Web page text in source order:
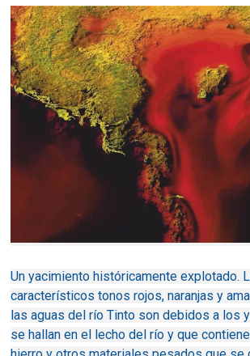
Un yacimiento históricamente explotado.
característicos tonos rojos, naranjas y
las aguas del río Tinto son debidos a los
se hallan en el lecho del río y que